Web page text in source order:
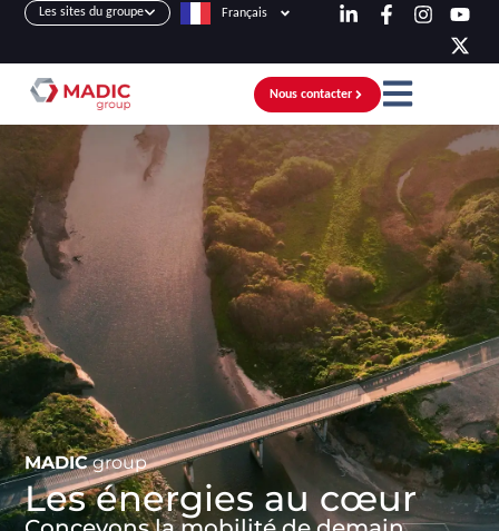
Les sites du groupe Français
Nous contacter
MADIC group
Les énergies au cœur